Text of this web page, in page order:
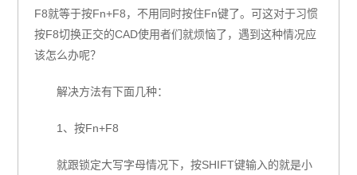
F8就等于按Fn+F8，不用同时按住Fn键了。可这对于习惯
按F8切换正交的CAD使用者们就烦恼了，遇到这种情况应
该怎么办呢？
解决方法有下面几种：
1、按Fn+F8
就跟锁定大写字母情况下，按SHIFT键输入的就是小